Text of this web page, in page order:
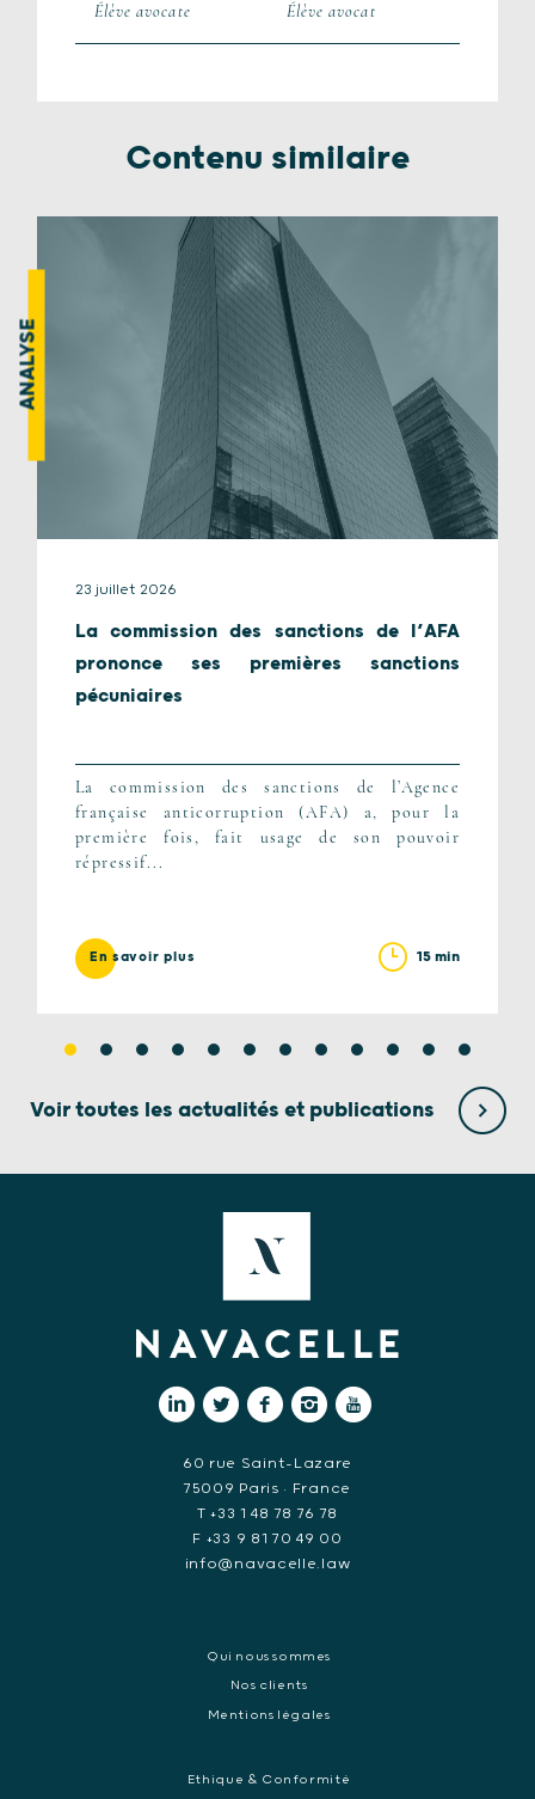
Élève avocate Élève avocat
Contenu similaire
ANALYSE
23 juillet 2026
La commission des sanctions de l’AFA
prononce ses premières sanctions
pécuniaires
La commission des sanctions de l’Agence
française anticorruption (AFA) a, pour la
première fois, fait usage de son pouvoir
répressif...
En savoir plus 15 min
Voir toutes les actualités et publications
60 rue Saint-Lazare
75009 Paris • France
T +33 1 48 78 76 78
F +33 9 81 70 49 00
info@navacelle.law
Qui nous sommes
Nos clients
Mentions légales
Ethique & Conformité